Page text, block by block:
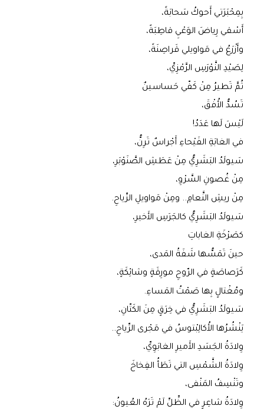
بِمِحْبَرَتي أَحوكُ سَحابَةً،
أَسْقي رِياضَ الوَعْيِ قاطِبَةً،
وأَزْرَعُ في مَواويلي قَراصِنَةً،
لِصَيْدِ النَّوْرَسِ الرَّمْزِيِّ،
ثُمَّ تَطيرُ مِنْ كَفّي حَساسينٌ
تَسُدُّ الأُفْقَ،
لَيْسَ لَها عَدَدُ!
في الغابَةِ الفَيْحاءِ أَجْراسٌ تَرِنُّ،
سَيولَدُ البَشَرِيُّ مِنْ عَطَشِ الصَّنَوْبَرِ،
مِنْ غُصونِ السَّرْوِ،
مِنْ ريشِ النَّعامِ.. ومِنْ مَواويلِ الرِّياحِ.
سَيولَدُ البَشَرِيُّ كالجَرَسِ الأَخيرِ،
كصَرْخَةِ الغاباتِ
حينَ تَمَسُّها شَفَةُ المَدى،
كَرَصاصَةٍ في الرّوحِ مورِقَةٍ وشائِكَةٍ،
ومُغْتالٍ بِها صَمْتُ المَساءِ.
سَيولَدُ البَشَرِيُّ في خِرَقٍ مِنَ الكَتّانِ،
يَنْشُرُها الأُكالِبْتوسُ في مَجْرى الرِّياحِ..
وِلادَةُ الجَسَدِ الأَميرِ الغابَوِيِّ،
وِلادَةُ الشَّمْسِ التي تَطَأُ الفِخاخَ
وتَنْسِفُ المَنْفى،
وِلادَةُ شاعِرٍ في الظِّلِّ لَمْ تَرَهُ العُيونُ: